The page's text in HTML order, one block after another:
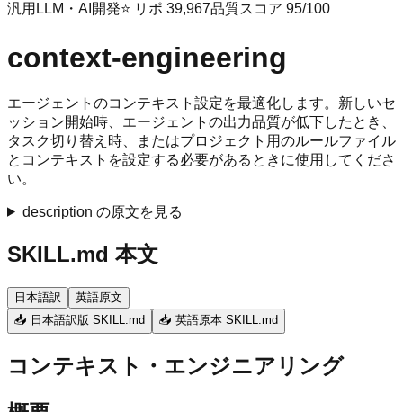
汎用 LLM・AI開発⭐ リポ 39,967品質スコア 95/100
context-engineering
エージェントのコンテキスト設定を最適化します。新しいセ
ッション開始時、エージェントの出力品質が低下したとき、
タスク切り替え時、またはプロジェクト用のルールファイル
とコンテキストを設定する必要があるときに使用してくださ
い。
description の原文を見る
SKILL.md 本文
日本語訳
英語原文
📥 日本語訳版 SKILL.md
📥 英語原本 SKILL.md
コンテキスト・エンジニアリング